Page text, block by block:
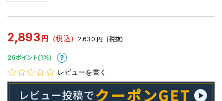
2,893 円 (税込) 2,630 円 (税抜)
26ポイント(1%)
レビューを書く